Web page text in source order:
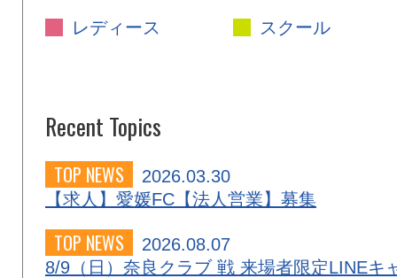
レディース
スクール
Recent Topics
TOP NEWS
2026.03.30
【求人】愛媛FC【法人営業】募集
TOP NEWS
2026.08.07
8/9（日）奈良クラブ 戦 来場者限定LINEキ